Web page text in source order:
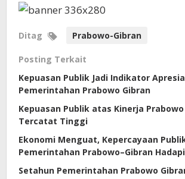
Ditag Prabowo-Gibran
Posting Terkait
Kepuasan Publik Jadi Indikator
Pemerintahan Prabowo Gibran
Kepuasan Publik atas Kinerja
Tercatat Tinggi
Ekonomi Menguat, Kepercayaan
Pemerintahan Prabowo–Gibran
Setahun Pemerintahan Prabowo